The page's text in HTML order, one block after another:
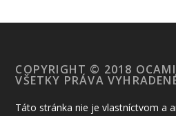
COPYRIGHT © 2018
VŠETKY PRÁVA
Táto stránka nie je vlastníctvom a